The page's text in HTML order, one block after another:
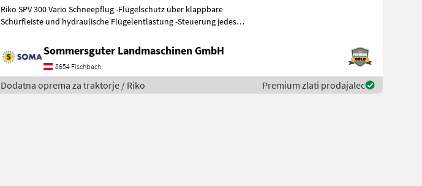
Riko SPV 300 Vario Schneepflug -Flügelschutz über klappbare
Schürfleiste und hydraulische Flügelentlastung -Steuerung jedes
Sommersguter Landmaschinen GmbH
8654 Fischbach
Dodatna oprema za traktorje / Riko Premium zlati prodajalec